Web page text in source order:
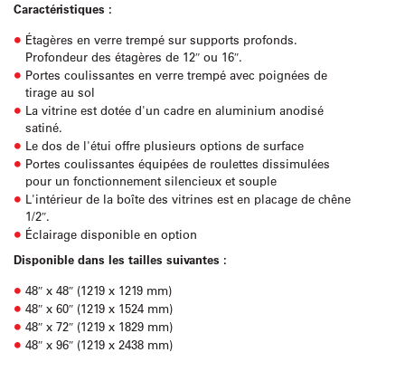
Caractéristiques :
Étagères en verre trempé sur supports profonds.
Profondeur des étagères de 12″ ou 16″.
Portes coulissantes en verre trempé avec poignées de
tirage au sol
La vitrine est dotée d'un cadre en aluminium anodisé
satiné.
Le dos de l'étui offre plusieurs options de surface
Portes coulissantes équipées de roulettes dissimulées
pour un fonctionnement silencieux et souple
L'intérieur de la boîte des vitrines est en placage de chêne
1/2″.
Éclairage disponible en option
Disponible dans les tailles suivantes :
48″ x 48″ (1219 x 1219 mm)
48″ x 60″ (1219 x 1524 mm)
48″ x 72″ (1219 x 1829 mm)
48″ x 96″ (1219 x 2438 mm)